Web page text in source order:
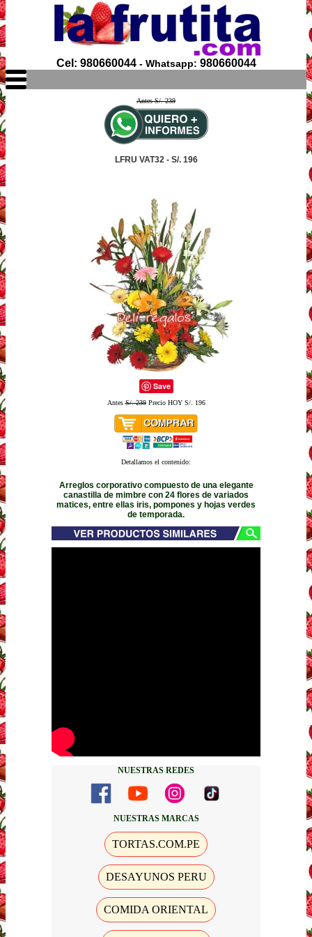
Cel: 980660044- Whatsapp: 980660044
Antes S/. 239
LFRU VAT32 - S/. 196
Save
AntesS/. 239Precio HOY S/. 196
Detallamos el contenido:
Arreglos corporativo compuesto de una elegante
canastilla de mimbre con 24 flores de variados
matices, entre ellas iris, pompones y hojas verdes
de temporada.
NUESTRAS REDES
NUESTRAS MARCAS
TORTAS.COM.PE
DESAYUNOS PERU
COMIDA ORIENTAL